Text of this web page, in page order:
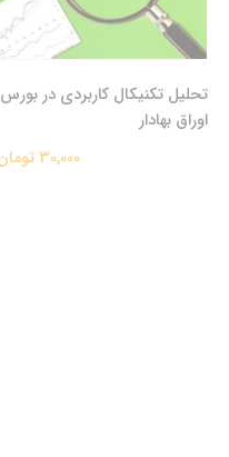
تحلیل تکنیکال کاربردی در بورس
اوراق بهادار
30,000 تومان